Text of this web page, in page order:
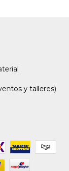
y talleres)